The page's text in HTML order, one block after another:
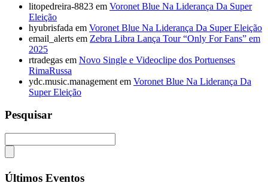
litopedreira-8823 em Voronet Blue Na Liderança Da Super
Eleição
hyubrisfada em Voronet Blue Na Liderança Da Super Eleição
email_alerts em Zebra Libra Lança Tour “Only For Fans” em
2025
rtradegas em Novo Single e Videoclipe dos Portuenses
RimaRussa
ydc.music.management em Voronet Blue Na Liderança Da
Super Eleição
Pesquisar
Últimos Eventos